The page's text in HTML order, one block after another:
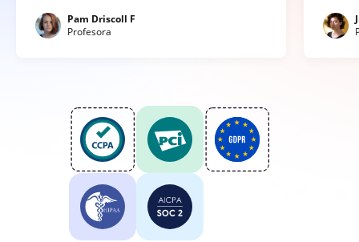
Pam Driscoll F
Profesora